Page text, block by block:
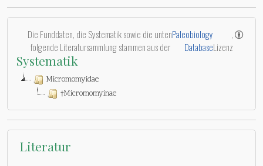
Die Funddaten, die Systematik sowie die unten
folgende Literatursammlung stammen aus der
Paleobiology
Database
,
Lizenz
Systematik
Micromomyidae
†Micromomyinae
Literatur